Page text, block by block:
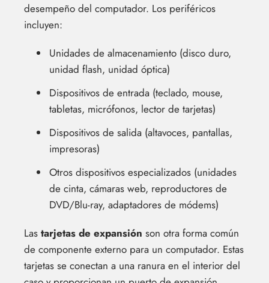
desempeño del computador. Los periféricos
incluyen:
Unidades de almacenamiento (disco duro,
unidad flash, unidad óptica)
Dispositivos de entrada (teclado, mouse,
tabletas, micrófonos, lector de tarjetas)
Dispositivos de salida (altavoces, pantallas,
impresoras)
Otros dispositivos especializados (unidades
de cinta, cámaras web, reproductores de
DVD/Blu-ray, adaptadores de módems)
Las tarjetas de expansión son otra forma común
de componente externo para un computador. Estas
tarjetas se conectan a una ranura en el interior del